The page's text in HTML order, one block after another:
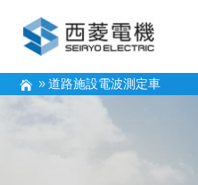
道路施設電波測定車